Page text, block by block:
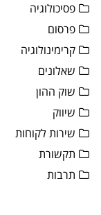
פסיכולוגיה
פרסום
קרימינולוגיה
שאלונים
שוק ההון
שיווק
שירות לקוחות
תקשורת
תרבות